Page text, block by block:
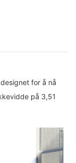
for å nå
på 3,51